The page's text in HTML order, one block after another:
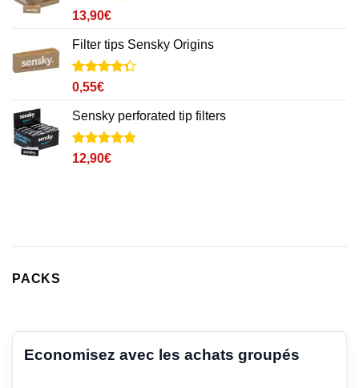
Noté4.2
sur 5
basé sur
14
notations
client
13,90€
Filter tips Sensky Origins
Noté4.3
sur 5
basé sur
6
notations
client
0,55€
Sensky perforated tip filters
Noté4.8
sur 5 basé
32
12,90€
PACKS
Economisez avec les achats groupés